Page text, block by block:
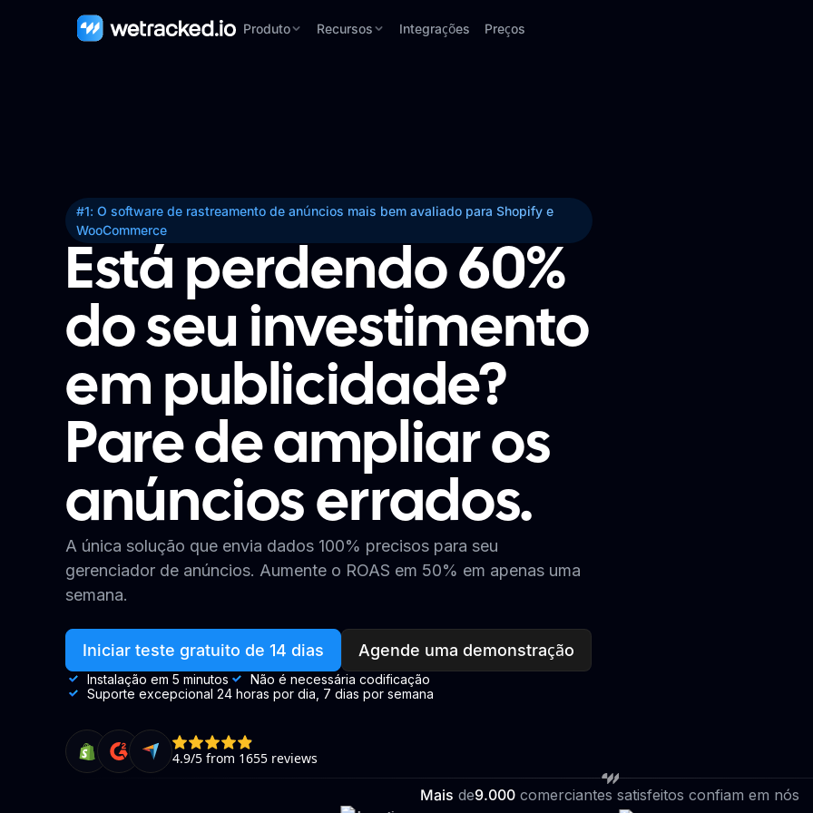
Produto Recursos Integrações Preços
#1: O software de rastreamento de anúncios mais bem avaliado para Shopify e
WooCommerce
Está perdendo 60%
do seu investimento
em publicidade?
Pare de ampliar os
anúncios errados.
A única solução que envia dados 100% precisos para seu
gerenciador de anúncios. Aumente o ROAS em 50% em apenas uma
semana.
Iniciar teste gratuito de 14 dias Agende uma demonstração
Instalação em 5 minutos
Não é necessária codificação
Suporte excepcional 24 horas por dia, 7 dias por semana
Mais de9.000 comerciantes satisfeitos confiam em nós